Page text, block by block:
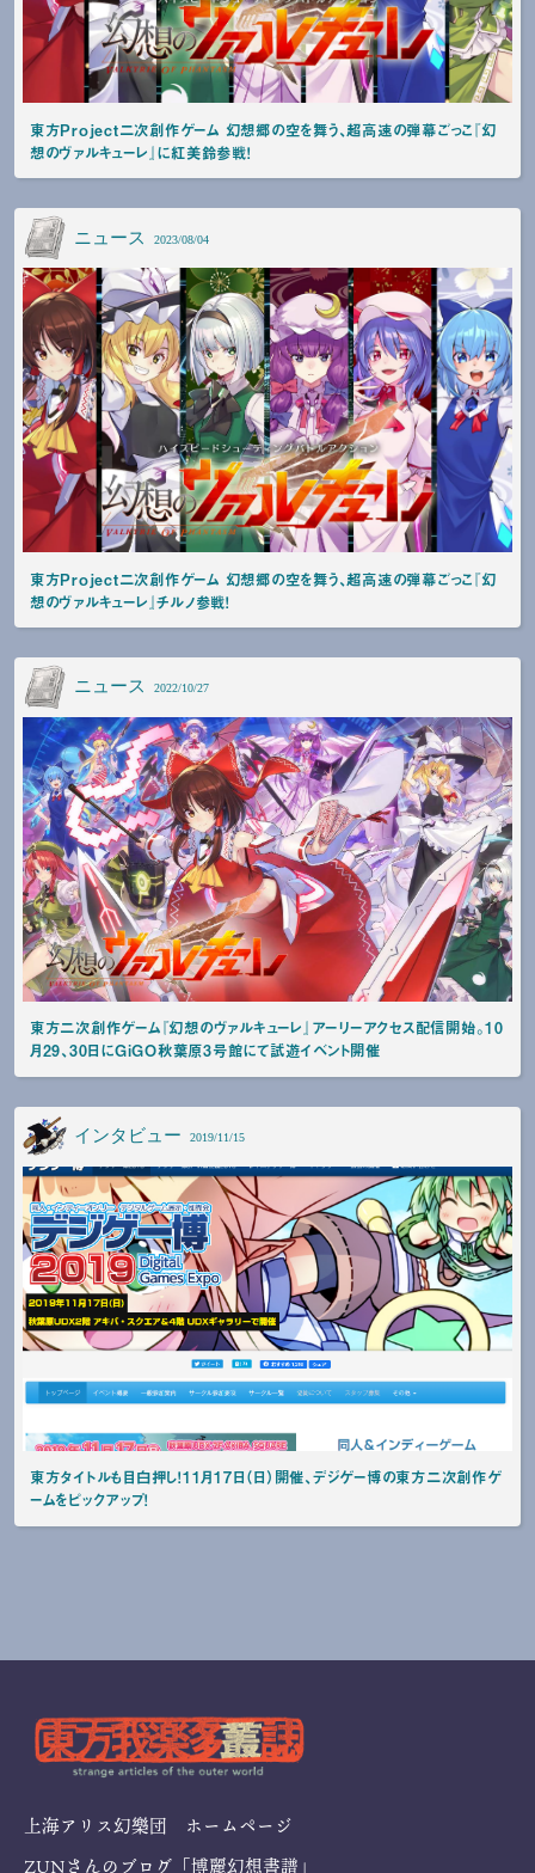
東方Project二次創作ゲーム 幻想郷の空を舞う、超高速の弾幕ごっこ『幻
想のヴァルキューレ』に紅美鈴参戦！
ニュース 2023/08/04
東方Project二次創作ゲーム 幻想郷の空を舞う、超高速の弾幕ごっこ『幻
想のヴァルキューレ』チルノ参戦！
ニュース 2022/10/27
東方二次創作ゲーム『幻想のヴァルキューレ』アーリーアクセス配信開始。10
月29、30日にGiGO秋葉原3号館にて試遊イベント開催
インタビュー 2019/11/15
東方タイトルも目白押し！11月17日（日）開催、デジゲー博の東方二次創作ゲ
ームをピックアップ！
上海アリス幻樂団 ホームページ
ZUNさんのブログ「博麗幻想書譜」